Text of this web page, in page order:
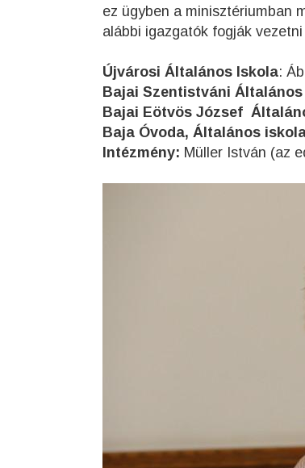
ez ügyben a minisztériumban
alábbi igazgatók fogják
Újvárosi Általános Iskola:
Bajai Szentistváni
Bajai Eötvös József
Baja Óvoda, Általános
Intézmény: Müller István (az